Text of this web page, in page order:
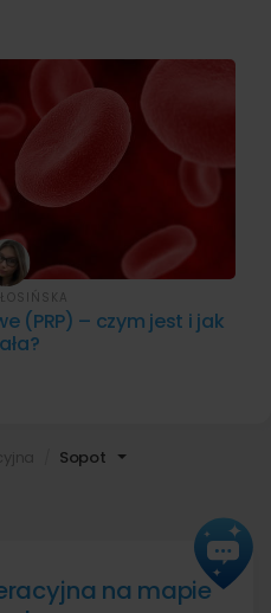
Sopot
(PRP) – czym jest i jak
na mapie